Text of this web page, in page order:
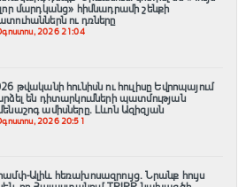
մարդկանց» հիմնադրամի շենքի
ու դռները
2026 21:04
թվականի հունիսն ու հուլիսը Եվրոպայում
են դիտարկումների պատմության
ամիսները․ Լևոն Ազիզյան
2026 20:51
Ալիև հեռախոսազրույց. Նրանք հույս